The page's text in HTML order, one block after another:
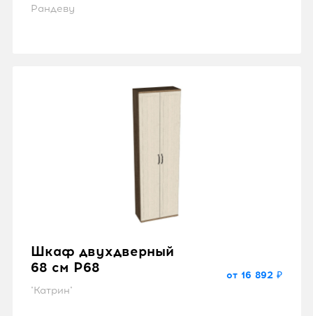
Рандеву
Шкаф двухдверный
68 см P68
"Катрин"
от 16 892 ₽